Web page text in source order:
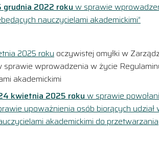
grudnia 2022 rokuw sprawie
nauczycielami akademickimi”
2025 roku oczywistej omyłki w
sprawie wprowadzenia w życie
akademickimi
kwietnia 2025 rokuw sprawie
upoważnienia osób biorących udział
akademickimi do przetwarzania